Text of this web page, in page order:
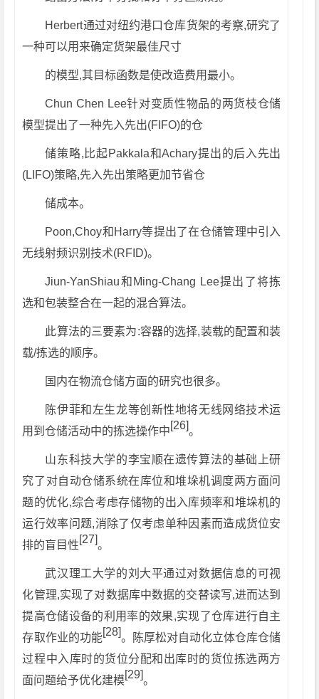
Herbert通过对纽约港口仓库货架的考察,研究了
一种可以用来确定货架最佳尺寸
的模型,其目标函数是使改造费用最小。
Chun Chen Lee针对变质性物品的两货枝仓储
模型提出了一种先入先出(FIFO)的仓
储策略,比起Pakkala和Achary提出的后入先出
(LIFO)策略,先入先出策略更加节省仓
储成本。
Poon,Choy和Harry等提出了在仓储管理中引入
无线射频识别技术(RFID)。
Jiun-YanShiau和Ming-Chang Lee提出了将拣
选和包装整合在一起的混合算法。
此算法的三要素为:容器的选择,装载的配置和装
载/拣选的顺序。
国内在物流仓储方面的研究也很多。
陈伊菲和左生龙等创新性地将无线网络技术运
用到仓储活动中的拣选操作中[26]。
山东科技大学的李宝顺在遗传算法的基础上研
究了对自动仓储系统在库位和堆垛机调度两方面问
题的优化,综合考虑存储物的出入库频率和堆垛机的
运行效率问题,消除了仅考虑单种因素而造成货位安
排的盲目性[27]。
武汉理工大学的刘大平通过对数据信息的可视
化管理,实现了对数据库中数据的交替读写,进而达到
提高仓储设备的利用率的效果,实现了仓库进行自主
存取作业的功能[28]。陈厚松对自动化立体仓库仓储
过程中入库时的货位分配和出库时的货位拣选两方
面问题给予优化建模[29]。